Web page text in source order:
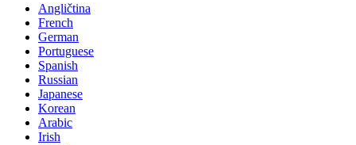
Angličtina
French
German
Portuguese
Spanish
Russian
Japanese
Korean
Arabic
Irish